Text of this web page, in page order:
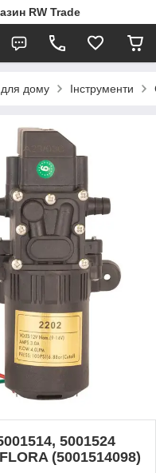
RW Trade
дому Інструменти
5001524
(5001514098)